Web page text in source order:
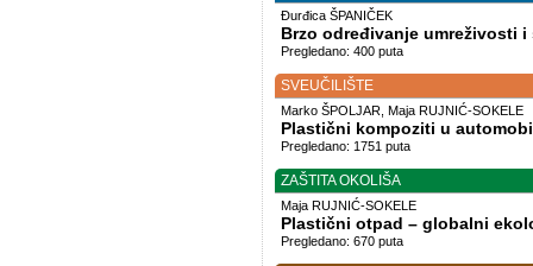
Đurđica ŠPANIČEK
Brzo određivanje umreživosti
Pregledano: 400 puta
SVEUČILIŠTE
Marko ŠPOLJAR, Maja RUJNIĆ-SOKELE
Plastični kompoziti u
Pregledano: 1751 puta
ZAŠTITA OKOLIŠA
Maja RUJNIĆ-SOKELE
Plastični otpad – globalni
Pregledano: 670 puta